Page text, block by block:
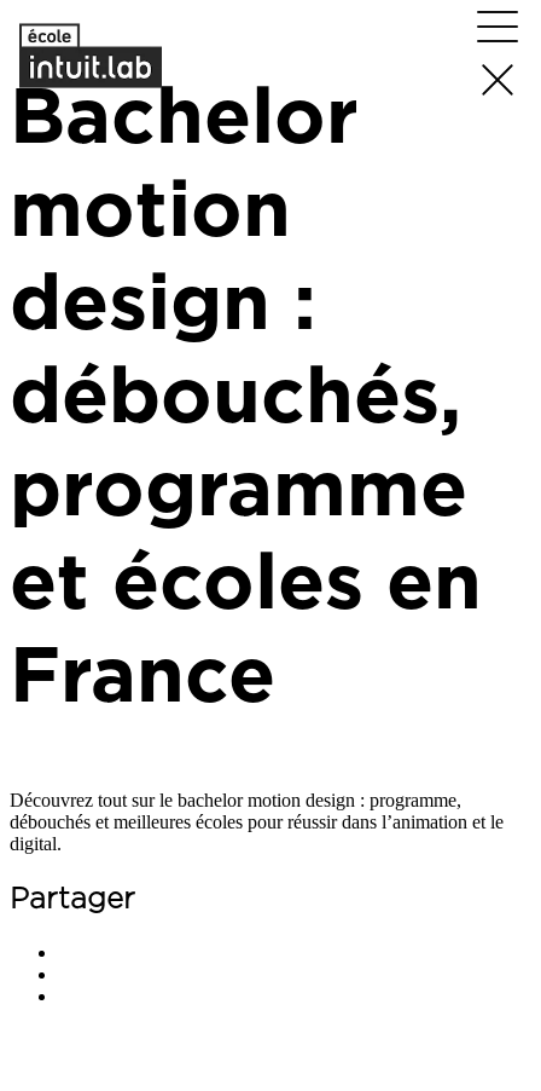
Bachelor
motion
design :
débouchés,
programme
et écoles en
France
Découvrez tout sur le bachelor motion design : programme,
débouchés et meilleures écoles pour réussir dans l’animation et le
digital.
Partager